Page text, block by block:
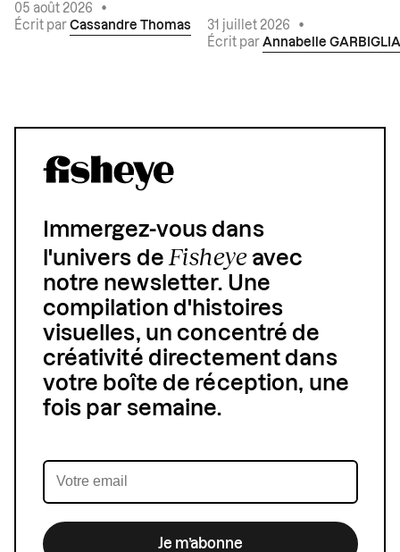
05 août 2026
•
Écrit par Cassandre Thomas 31 juillet 2026
•
Écrit par Annabelle GARBIGLIA
Immergez-vous dans
l'univers de Fisheyeavec
notre newsletter. Une
compilation d'histoires
visuelles, un concentré de
créativité directement dans
votre boîte de réception, une
fois par semaine.
Je m’abonne